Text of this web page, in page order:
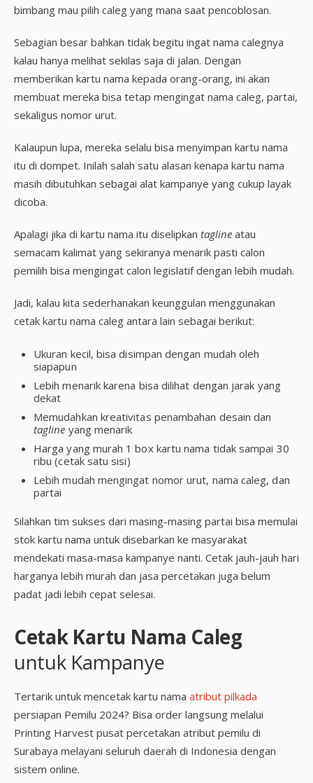
bimbang mau pilih caleg yang mana saat pencoblosan.
Sebagian besar bahkan tidak begitu ingat nama calegnya
kalau hanya melihat sekilas saja di jalan. Dengan
memberikan kartu nama kepada orang-orang, ini akan
membuat mereka bisa tetap mengingat nama caleg, partai,
sekaligus nomor urut.
Kalaupun lupa, mereka selalu bisa menyimpan kartu nama
itu di dompet. Inilah salah satu alasan kenapa kartu nama
masih dibutuhkan sebagai alat kampanye yang cukup layak
dicoba.
Apalagi jika di kartu nama itu diselipkan tagline atau
semacam kalimat yang sekiranya menarik pasti calon
pemilih bisa mengingat calon legislatif dengan lebih mudah.
Jadi, kalau kita sederhanakan keunggulan menggunakan
cetak kartu nama caleg antara lain sebagai berikut:
Ukuran kecil, bisa disimpan dengan mudah oleh
siapapun
Lebih menarik karena bisa dilihat dengan jarak yang
dekat
Memudahkan kreativitas penambahan desain dan
tagline yang menarik
Harga yang murah 1 box kartu nama tidak sampai 30
ribu (cetak satu sisi)
Lebih mudah mengingat nomor urut, nama caleg, dan
partai
Silahkan tim sukses dari masing-masing partai bisa memulai
stok kartu nama untuk disebarkan ke masyarakat
mendekati masa-masa kampanye nanti. Cetak jauh-jauh hari
harganya lebih murah dan jasa percetakan juga belum
padat jadi lebih cepat selesai.
Cetak Kartu Nama Caleg
untuk Kampanye
Tertarik untuk mencetak kartu nama atribut pilkada
persiapan Pemilu 2024? Bisa order langsung melalui
Printing Harvest pusat percetakan atribut pemilu di
Surabaya melayani seluruh daerah di Indonesia dengan
sistem online.